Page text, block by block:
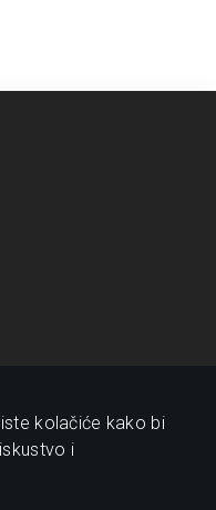
kolačiće kako bi
i